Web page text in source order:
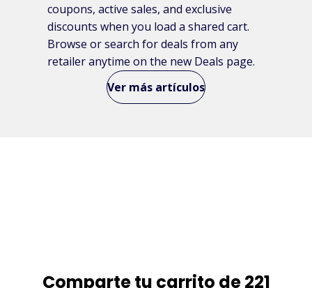
coupons, active sales, and exclusive
discounts when you load a shared cart.
Browse or search for deals from any
retailer anytime on the new Deals page.
Ver más artículos
Comparte tu carrito de 221